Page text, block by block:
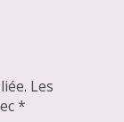
Les
*